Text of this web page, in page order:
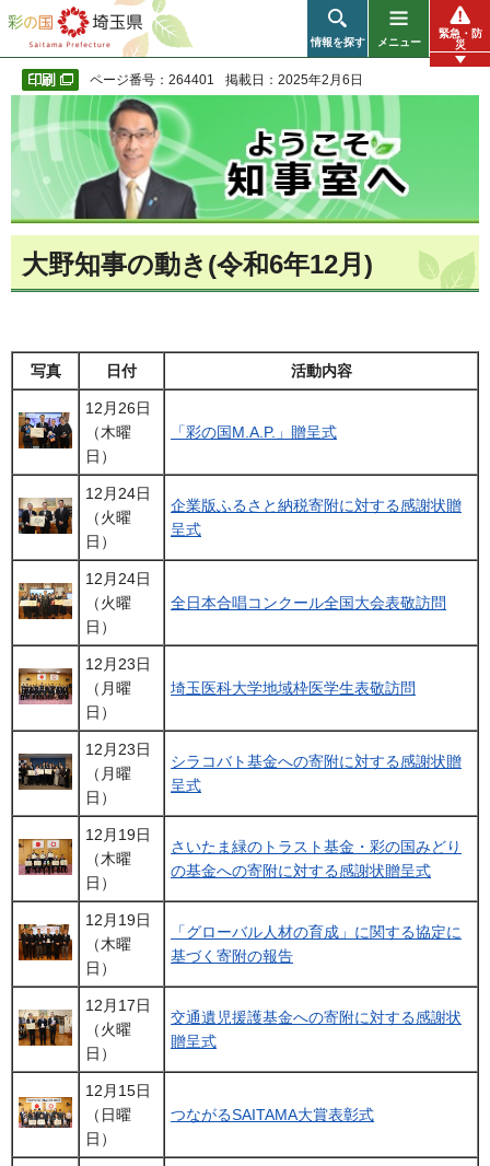
彩の国 埼玉県
情報を探す メニュー
緊急・防
災
ページ番号：264401 掲載日：2025年2月6日
大野知事の動き(令和6年12月)
写真 日付 活動内容
12月26日
（木曜
日）
「彩の国M.A.P.」贈呈式
12月24日
（火曜
日）
企業版ふるさと納税寄附に対する感謝状贈
呈式
12月24日
（火曜
日）
全日本合唱コンクール全国大会表敬訪問
12月23日
（月曜
日）
埼玉医科大学地域枠医学生表敬訪問
12月23日
（月曜
日）
シラコバト基金への寄附に対する感謝状贈
呈式
12月19日
（木曜
日）
さいたま緑のトラスト基金・彩の国みどり
の基金への寄附に対する感謝状贈呈式
12月19日
（木曜
日）
「グローバル人材の育成」に関する協定に
基づく寄附の報告
12月17日
（火曜
日）
交通遺児援護基金への寄附に対する感謝状
贈呈式
12月15日
（日曜
日）
つながるSAITAMA大賞表彰式